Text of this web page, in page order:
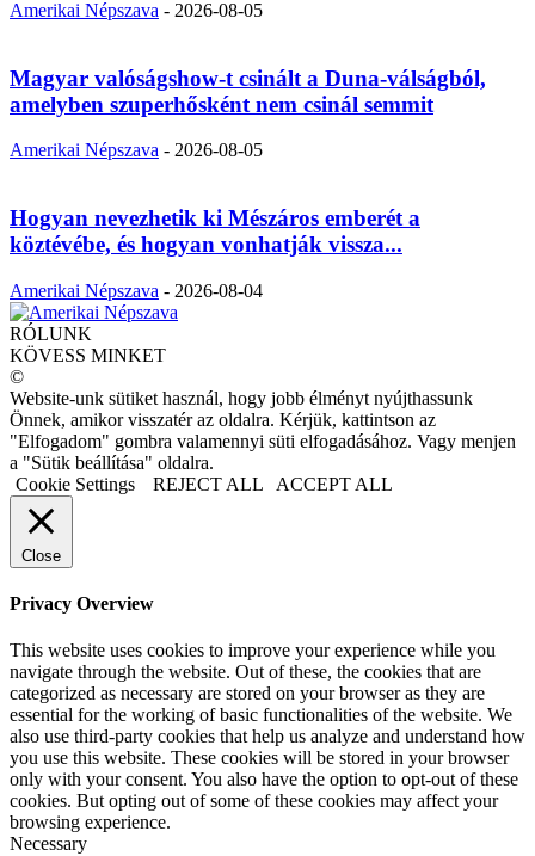
Amerikai Népszava - 2026-08-05
Magyar valóságshow-t csinált a Duna-válságból,
amelyben szuperhősként nem csinál semmit
Amerikai Népszava - 2026-08-05
Hogyan nevezhetik ki Mészáros emberét a
köztévébe, és hogyan vonhatják vissza...
Amerikai Népszava - 2026-08-04
RÓLUNK
KÖVESS MINKET
©
Website-unk sütiket használ, hogy jobb élményt nyújthassunk
Önnek, amikor visszatér az oldalra. Kérjük, kattintson az
"Elfogadom" gombra valamennyi süti elfogadásához. Vagy menjen
a "Sütik beállítása" oldalra.
Cookie Settings
REJECT ALL ACCEPT ALL
Close
Privacy Overview
This website uses cookies to improve your experience while you
navigate through the website. Out of these, the cookies that are
categorized as necessary are stored on your browser as they are
essential for the working of basic functionalities of the website. We
also use third-party cookies that help us analyze and understand how
you use this website. These cookies will be stored in your browser
only with your consent. You also have the option to opt-out of these
cookies. But opting out of some of these cookies may affect your
browsing experience.
Necessary